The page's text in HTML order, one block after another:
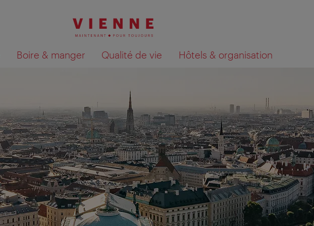
Boire & manger Qualité de vie Hôtels & organisation